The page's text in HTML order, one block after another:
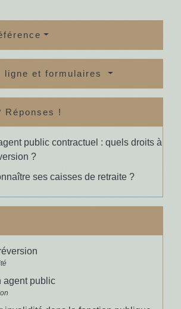
ligne et formulaires
Réponses !
public contractuel : quels droits à
?
ses caisses de retraite ?
agent public